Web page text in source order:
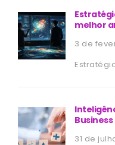
melhor
3 de
31 de